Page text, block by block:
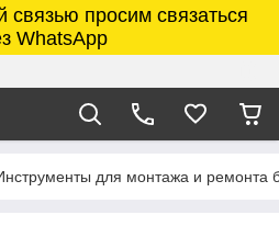
связью просим связаться
WhatsApp
для монтажа и ремонта